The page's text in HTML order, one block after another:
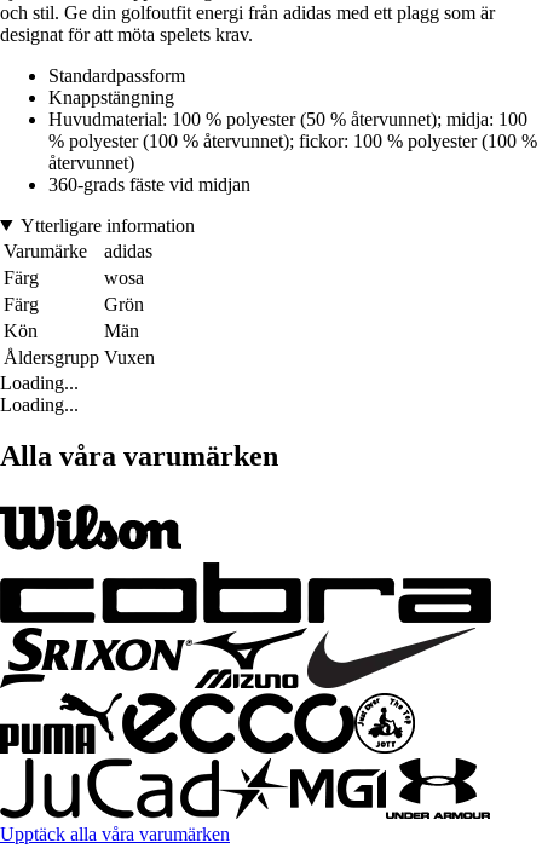
och stil. Ge din golfoutfit energi från adidas med ett plagg som är
designat för att möta spelets krav.
Standardpassform
Knappstängning
Huvudmaterial: 100 % polyester (50 % återvunnet); midja: 100
% polyester (100 % återvunnet); fickor: 100 % polyester (100 %
återvunnet)
360-grads fäste vid midjan
Ytterligare information
Varumärke
adidas
Färg
wosa
Färg
Grön
Kön
Män
Åldersgrupp Vuxen
Loading...
Loading...
Alla våra varumärken
Upptäck alla våra varumärken